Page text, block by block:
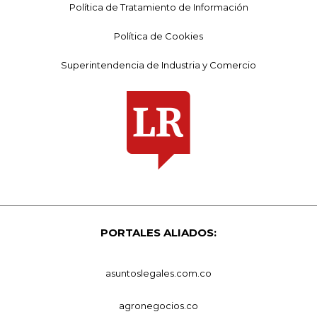
Política de Tratamiento de Información
Política de Cookies
Superintendencia de Industria y Comercio
PORTALES ALIADOS:
asuntoslegales.com.co
agronegocios.co